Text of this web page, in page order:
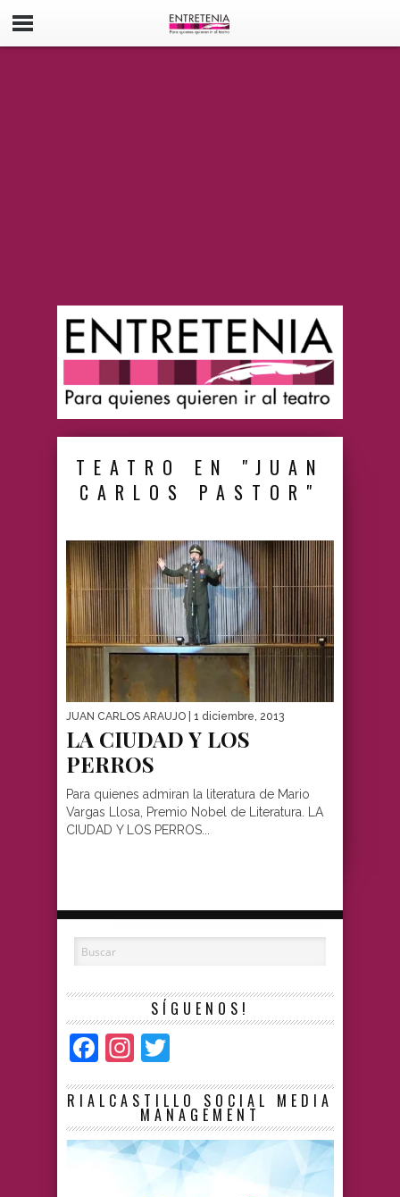
TEATRO EN "JUAN
CARLOS PASTOR"
JUAN CARLOS ARAUJO | 1 diciembre, 2013
LA CIUDAD Y LOS
PERROS
Para quienes admiran la literatura de Mario
Vargas Llosa, Premio Nobel de Literatura. LA
CIUDAD Y LOS PERROS...
SÍGUENOS!
Facebook
Instagram
RIALCASTILLO SOCIAL MEDIA
MANAGEMENT